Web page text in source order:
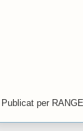
Publicat per